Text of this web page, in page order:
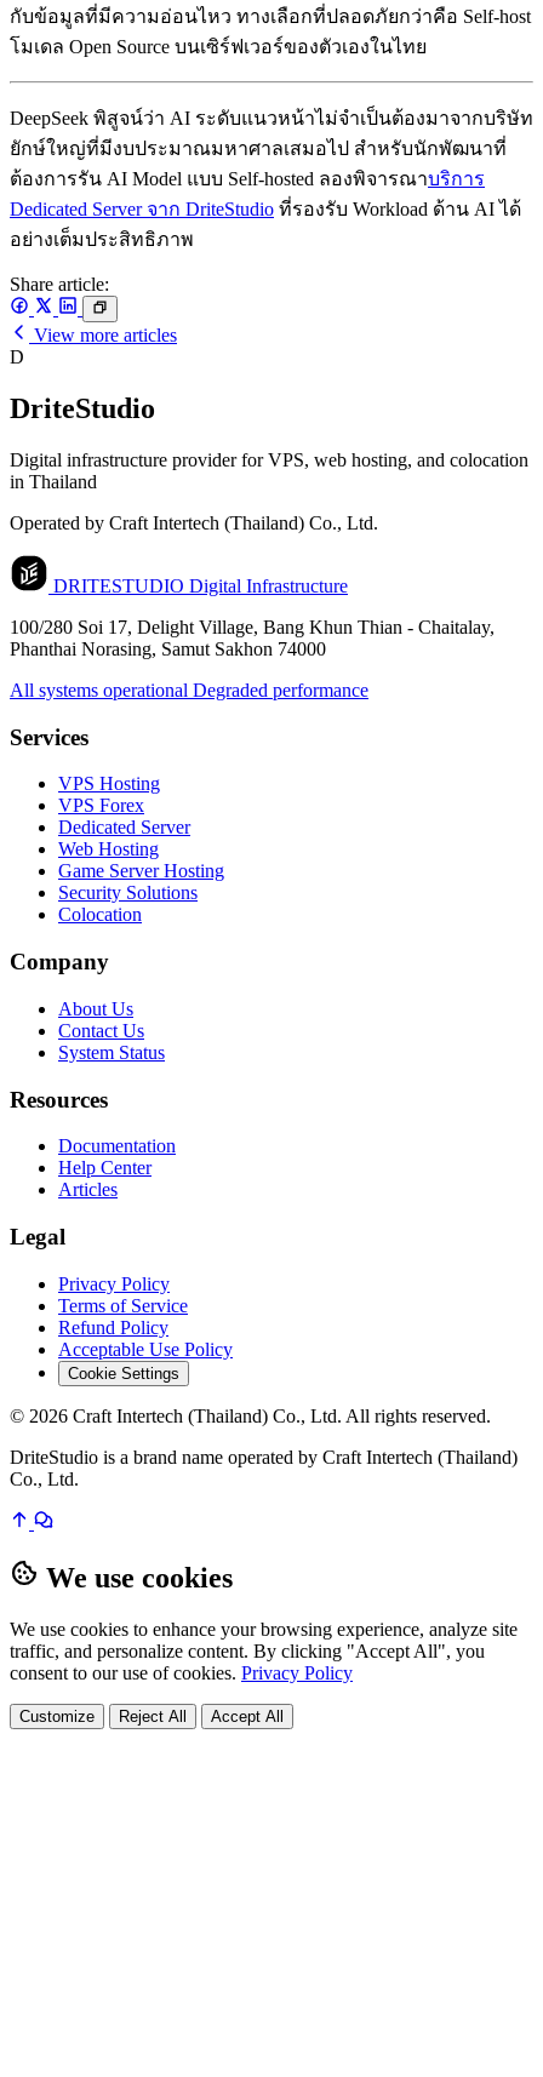
กับข้อมูลที่มีความอ่อนไหว ทางเลือกที่ปลอดภัยกว่าคือ Self-host
โมเดล Open Source บนเซิร์ฟเวอร์ของตัวเองในไทย
DeepSeek พิสูจน์ว่า AI ระดับแนวหน้าไม่จำเป็นต้องมาจากบริษัท
ยักษ์ใหญ่ที่มีงบประมาณมหาศาลเสมอไป สำหรับนักพัฒนาที่
ต้องการรัน AI Model แบบ Self-hosted ลองพิจารณาบริการ
Dedicated Server จาก DriteStudio ที่รองรับ Workload ด้าน AI ได้
อย่างเต็มประสิทธิภาพ
Share article:
View more articles
D
DriteStudio
Digital infrastructure provider for VPS, web hosting, and colocation
in Thailand
Operated by Craft Intertech (Thailand) Co., Ltd.
DRITESTUDIO Digital Infrastructure
100/280 Soi 17, Delight Village, Bang Khun Thian - Chaitalay,
Phanthai Norasing, Samut Sakhon 74000
All systems operational Degraded performance
Services
VPS Hosting
VPS Forex
Dedicated Server
Web Hosting
Game Server Hosting
Security Solutions
Colocation
Company
About Us
Contact Us
System Status
Resources
Documentation
Help Center
Articles
Legal
Privacy Policy
Terms of Service
Refund Policy
Acceptable Use Policy
Cookie Settings
© 2026 Craft Intertech (Thailand) Co., Ltd. All rights reserved.
DriteStudio is a brand name operated by Craft Intertech (Thailand)
Co., Ltd.
We use cookies
We use cookies to enhance your browsing experience, analyze site
traffic, and personalize content. By clicking "Accept All", you
consent to our use of cookies. Privacy Policy
Customize Reject All Accept All